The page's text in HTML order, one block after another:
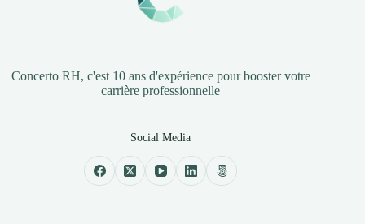
Concerto RH, c'est 10 ans d'expérience pour booster votre
carrière professionnelle
Social Media